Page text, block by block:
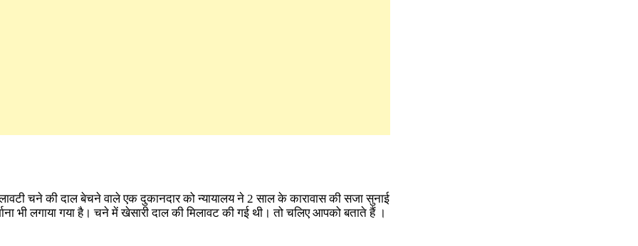
चने की दाल बेचने वाले एक दुकानदार को न्यायालय ने 2 साल के कारावास की सजा सुनाई
भी लगाया गया है। चने में खेसारी दाल की मिलावट की गई थी। तो चलिए आपको बताते हैं ।